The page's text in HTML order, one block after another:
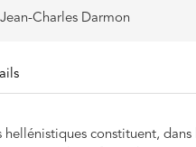
Charles Darmon
constituent,